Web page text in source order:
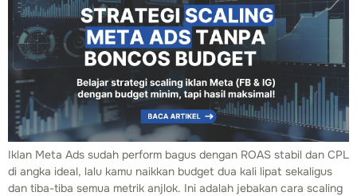
Iklan Meta Ads sudah perform bagus dengan ROAS stabil dan CPL
di angka ideal, lalu kamu naikkan budget dua kali lipat sekaligus
dan tiba-tiba semua metrik anjlok. Ini adalah jebakan cara scaling